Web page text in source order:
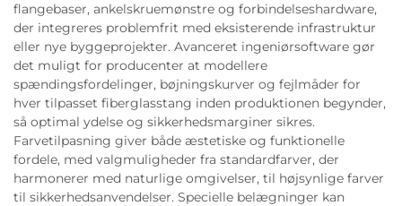
flangebaser, ankelskruemønstre og forbindelseshardware,
der integreres problemfrit med eksisterende infrastruktur
eller nye byggeprojekter. Avanceret ingeniørsoftware gør
det muligt for producenter at modellere
spændingsfordelinger, bøjningskurver og fejlmåder for
hver tilpasset fiberglasstang inden produktionen begynder,
så optimal ydelse og sikkerhedsmarginer sikres.
Farvetilpasning giver både æstetiske og funktionelle
fordele, med valgmuligheder fra standardfarver, der
harmonerer med naturlige omgivelser, til højsynlige farver
til sikkerhedsanvendelser. Specielle belægninger kan